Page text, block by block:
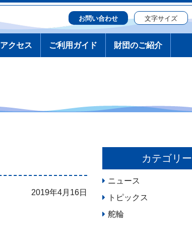
お問い合わせ 文字サイズ
アクセス ご利用ガイド 財団のご紹介
2019年4月16日
カテゴリー
ニュース
トピックス
舵輪